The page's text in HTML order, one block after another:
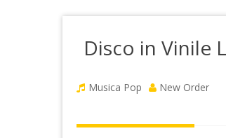
Disco in Vinile
Musica Pop New Order